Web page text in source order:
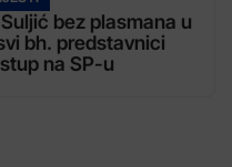
bez plasmana u
bh. predstavnici
na SP-u